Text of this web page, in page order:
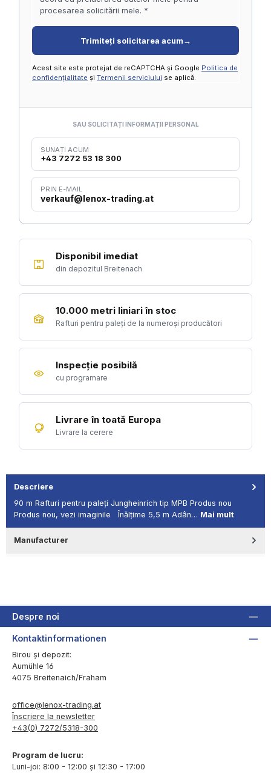
procesarea solicitării mele. *
Trimiteți solicitarea acum →
Acest site este protejat de reCAPTCHA și Google Politica de
confidențialitate și Termenii serviciului se aplică.
SAU SOLICITAȚI INFORMAȚII PERSONAL
SUNAȚI ACUM
+43 7272 53 18 300
PRIN E-MAIL
verkauf@lenox-trading.at
Disponibil imediat
din depozitul Breitenach
10.000 metri liniari în stoc
Rafturi pentru paleți de la numeroși producători
Inspecție posibilă
cu programare
Livrare în toată Europa
Livrare la cerere
Descriere
90 m Rafturi pentru paleți Jungheinrich tip MPB Produs nou
Produs nou, vezi imaginile Înălțime 5,5 m Adân… Mai mult
Manufacturer
Despre noi
Kontaktinformationen
Birou și depozit:
Aumühle 16
4075 Breitenaich/Fraham
office@lenox-trading.at
Înscriere la newsletter
+43(0) 7272/5318-300
Program de lucru:
Luni-joi: 8:00 - 12:00 și 12:30 - 17:00